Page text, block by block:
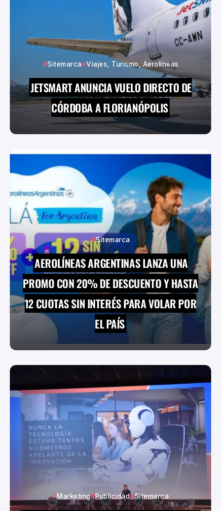
Sitemarca Viajes, Turismo, Aerolíneas
JETSMART ANUNCIA VUELO DIRECTO DE
CÓRDOBA A FLORIANÓPOLIS
Sitemarca
AEROLÍNEAS ARGENTINAS LANZA UNA
PROMO CON 20% DE DESCUENTO Y HASTA
12 CUOTAS SIN INTERÉS PARA VOLAR POR
EL PAÍS
Marketing Publicidad Sitemarca